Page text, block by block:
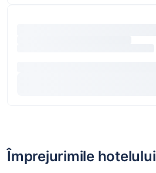
Împrejurimile hotelului